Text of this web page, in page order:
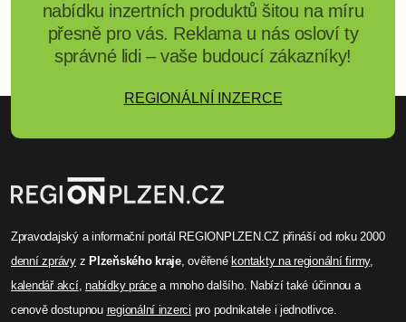
nabídku inzertních produktů šitou na míru
přesně pro vás. Reklama u nás osloví ty
správné lidi – vaše budoucí zákazníky!
REGIONÁLNÍ INZERCE
Zpravodajský a informační portál REGIONPLZEN.CZ přináší od roku 2000
denní zprávyz Plzeňského kraje, ověřené kontakty na regionální firmy,
kalendář akcí,nabídky prácea mnoho dalšího. Nabízí také účinnou a
cenově dostupnou regionální inzerci pro podnikatele i jednotlivce.